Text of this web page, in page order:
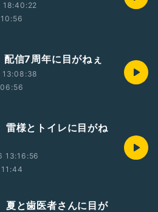
10:56
信7周年に目がねぇ
06:56
様とトイレに目がね
13:16:56
11:44
と歯医者さんに目が